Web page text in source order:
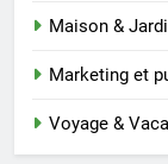
Maison &
Marketing et
Voyage &